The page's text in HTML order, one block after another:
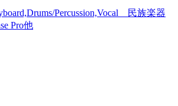
Percussion,Vocal 民族楽器
Pro他